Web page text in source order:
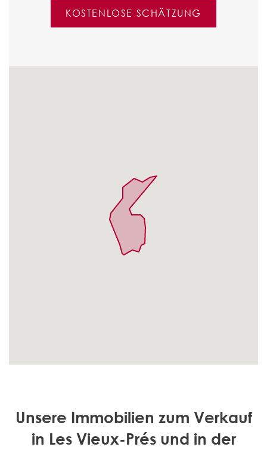
KOSTENLOSE SCHÄTZUNG
Unsere Immobilien zum Verkauf
in Les Vieux-Prés und in der